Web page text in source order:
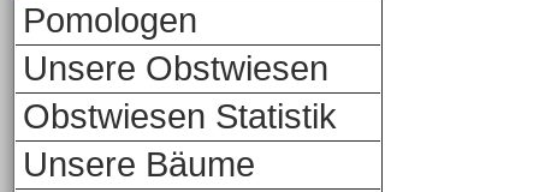
Pomologen
Unsere Obstwiesen
Obstwiesen Statistik
Unsere Bäume